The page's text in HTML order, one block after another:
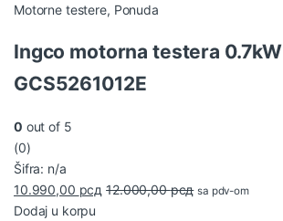
Motorne testere, Ponuda
Ingco motorna testera 0.7kW
GCS5261012E
0 out of 5
(0)
Šifra: n/a
10.990,00 рсд 12.000,00рсд sa pdv-om
Dodaj u korpu